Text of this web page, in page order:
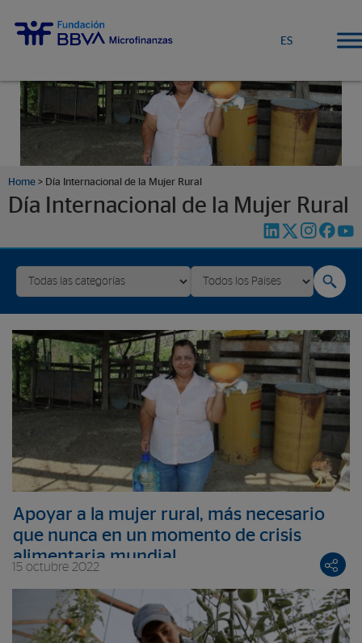
ES
Home > Día Internacional de la Mujer Rural
Día Internacional de la Mujer Rural
Apoyar a la mujer rural, más necesario
que nunca en un momento de crisis
alimentaria mundial
15 octubre 2022